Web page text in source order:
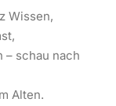
Wissen,
– schau nach
Alten.